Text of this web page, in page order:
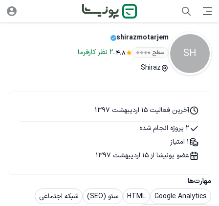
SH
shirazmotarjem
سطح ۰ 4.8
.
2 نظر کارفرما
Shiraz
مهارت‌ها
Google Analytics
HTML سئو (SEO)
شبکه اجتماعی
آخرین فعالیت 15 اردیبهشت 1397
2 پروژه انجام شده
1 امتیاز
عضو پونیشا از 15 اردیبهشت 1397